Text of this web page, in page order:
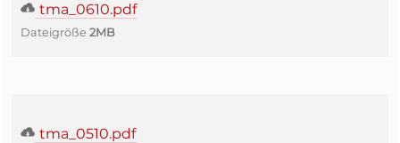
tma_0610.pdf
Dateigröße 2MB
tma_0510.pdf